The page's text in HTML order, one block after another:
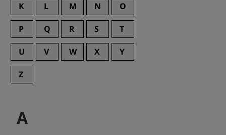
K L M N O
P Q R S T
U V W X Y
Z
A